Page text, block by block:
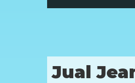
Jual